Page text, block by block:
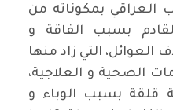
العراقي بمكوناته من
بسبب الفاقة و
التي زاد منها
الصحية و العلاجية،
قلقة بسبب الوباء و